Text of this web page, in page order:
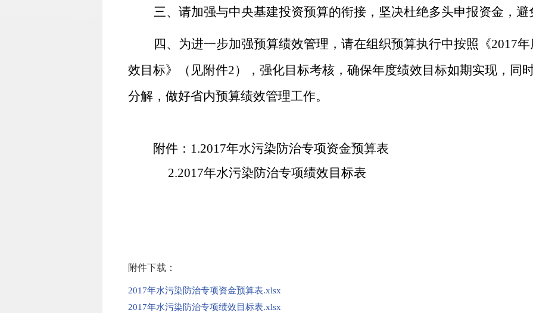
三、请加强与中央基建投资预算的衔接，坚决杜绝多头申报资金，避
四、为进一步加强预算绩效管理，请在组织预算执行中按照《2017年
效目标》（见附件2），强化目标考核，确保年度绩效目标如期实现，同
分解，做好省内预算绩效管理工作。
附件： 1.2017年水污染防治专项资金预算表
2.2017年水污染防治专项绩效目标表
附件下载：
2017年水污染防治专项资金预算表.xlsx
2017年水污染防治专项绩效目标表.xlsx